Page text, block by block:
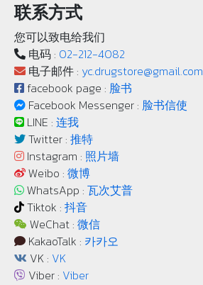
联系方式
您可以致电给我们
电码 : 02-212-4082
电子邮件 : yc.drugstore@gmail.com
facebook page : 脸书
Facebook Messenger : 脸书信使
LINE : 连我
Twitter : 推特
Instagram : 照片墙
Weibo : 微博
WhatsApp : 瓦次艾普
Tiktok : 抖音
WeChat : 微信
KakaoTalk : 카카오
VK : VK
Viber : Viber